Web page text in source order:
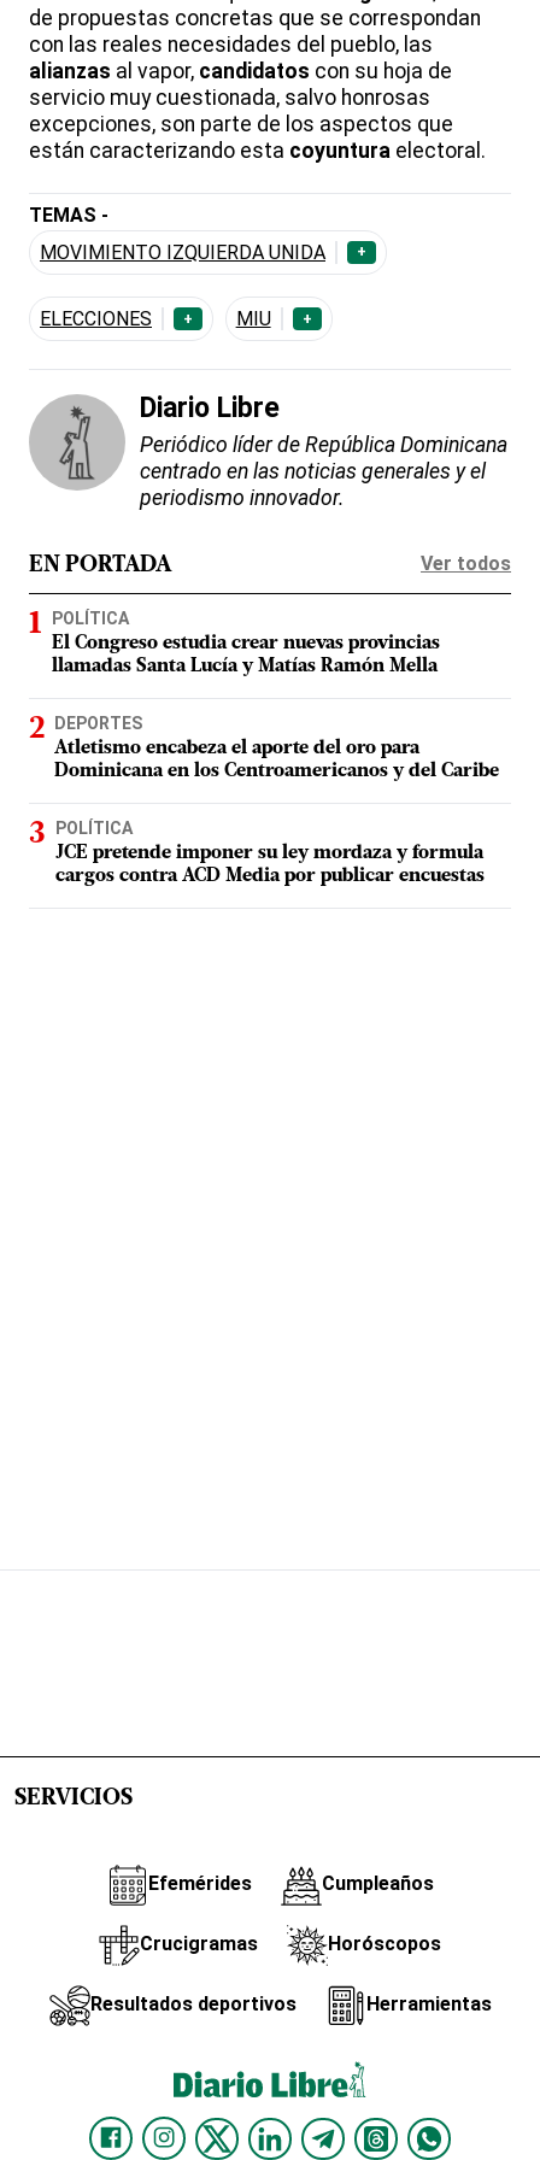
de propuestas concretas que se correspondan
con las reales necesidades del pueblo, las
alianzas al vapor, candidatos con su hoja de
servicio muy cuestionada, salvo honrosas
excepciones, son parte de los aspectos que
están caracterizando esta coyuntura electoral.
TEMAS -
MOVIMIENTO IZQUIERDA UNIDA
+
ELECCIONES + MIU +
Diario Libre
Periódico líder de República Dominicana
centrado en las noticias generales y el
periodismo innovador.
EN PORTADA Ver todos
POLÍTICA
El Congreso estudia crear nuevas provincias
llamadas Santa Lucía y Matías Ramón Mella
DEPORTES
Atletismo encabeza el aporte del oro para
Dominicana en los Centroamericanos y del Caribe
POLÍTICA
JCE pretende imponer su ley mordaza y formula
cargos contra ACD Media por publicar encuestas
SERVICIOS
Efemérides Cumpleaños
Crucigramas Horóscopos
Resultados deportivos Herramientas